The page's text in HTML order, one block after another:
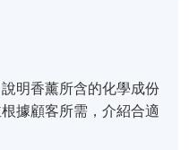
明香薰所含的化學成份
據顧客所需，介紹合適